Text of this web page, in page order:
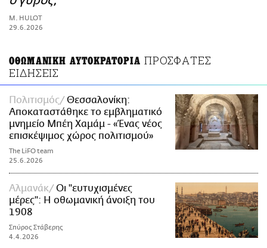
ΑΜΠΑ
PRINT
M. HULOT
29.6.2026
ΟΘΩΜΑΝΙΚΗ ΑΥΤΟΚΡΑΤΟΡΙΑ ΠΡΟΣΦΑΤΕΣ
ΕΙΔΗΣΕΙΣ
Πολιτισμός
Θεσσαλονίκη:
Αποκαταστάθηκε το εμβληματικό
μνημείο Μπέη Χαμάμ - «Ένας νέος
επισκέψιμος χώρος πολιτισμού»
The LiFO team
25.6.2026
Αλμανάκ
Οι "ευτυχισμένες
μέρες": H οθωμανική άνοιξη του
1908
Σπύρος Στάβερης
4.4.2026